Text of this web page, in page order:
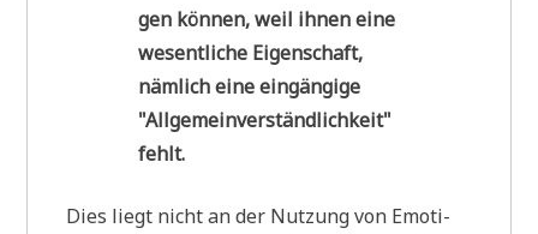
gen kön­nen, weil ihnen eine
wesent­li­che Eigen­schaft,
näm­lich eine ein­gän­gi­ge
"All­ge­mein­ver­ständ­lich­keit"
fehlt.
Dies liegt nicht an der Nut­zung von Emo­ti­